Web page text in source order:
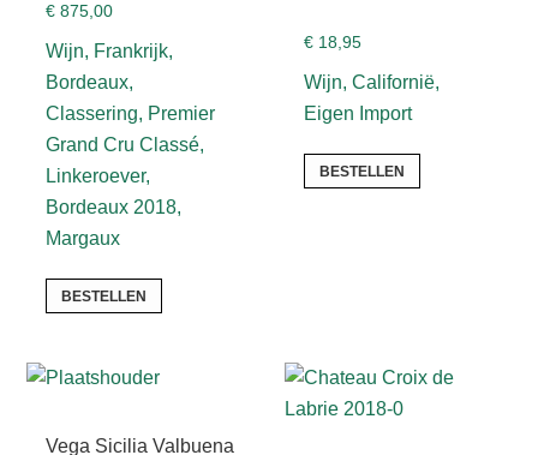
€ 875,00
Wijn, Frankrijk,
Bordeaux,
Classering, Premier
Grand Cru Classé,
Linkeroever,
Bordeaux 2018,
Margaux
BESTELLEN
€18,95
Wijn, Californië,
Eigen Import
BESTELLEN
Vega Sicilia Valbuena